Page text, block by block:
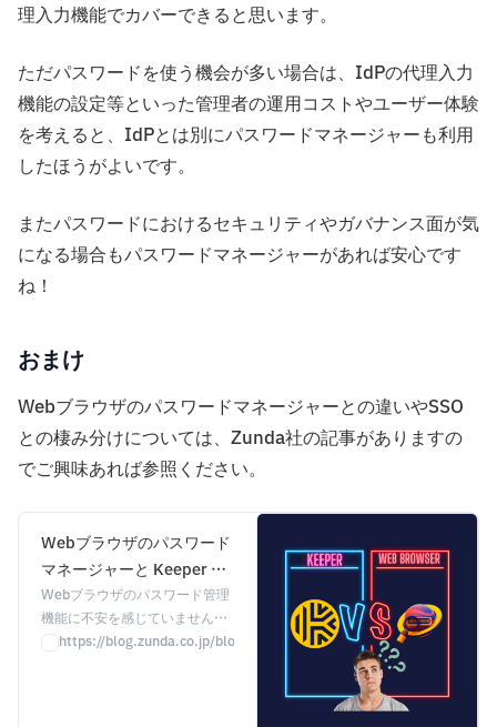
理入力機能でカバーできると思います。
ただパスワードを使う機会が多い場合は、IdPの代理入力
機能の設定等といった管理者の運用コストやユーザー体験
を考えると、IdPとは別にパスワードマネージャーも利用
したほうがよいです。
またパスワードにおけるセキュリティやガバナンス面が気
になる場合もパスワードマネージャーがあれば安心です
ね！
おまけ
Webブラウザのパスワードマネージャーとの違いやSSO
との棲み分けについては、Zunda社の記事がありますの
でご興味あれば参照ください。
Webブラウザのパスワード
マネージャーと Keeper の
違い - IT Admin Blog by
ZUNDA
Webブラウザのパスワード管理
機能に不安を感じていません
か？ 米国CISAも推奨するパス
https://blog.zunda.co.jp/blog/browser-vs-keeper